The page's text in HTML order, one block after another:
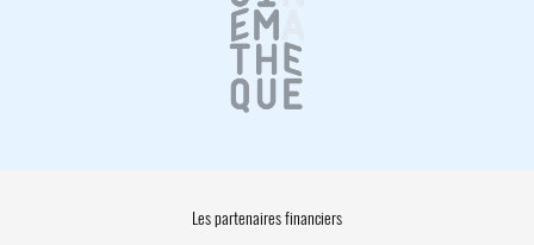
Les partenaires financiers